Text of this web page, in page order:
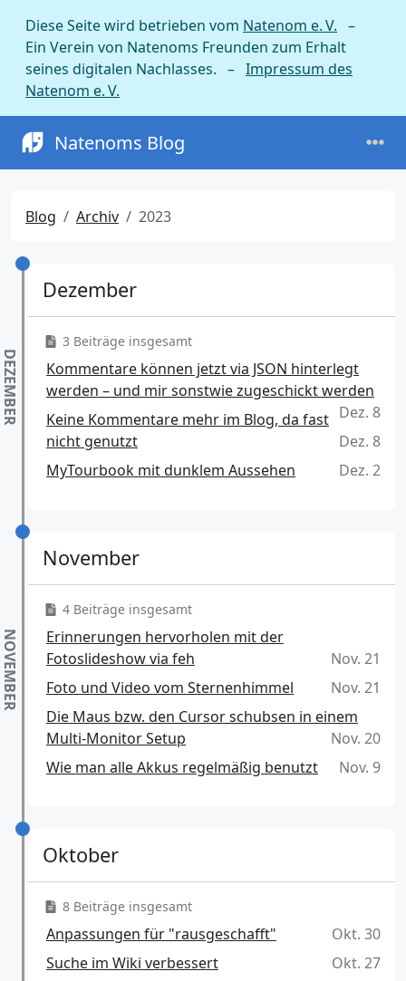
Diese Seite wird betrieben vom Natenom e. V. –
Ein Verein von Natenoms Freunden zum Erhalt
seines digitalen Nachlasses. – Impressum des
Natenom e. V.
Natenoms Blog
Blog Archiv 2023
Dezember
3 Beiträge insgesamt
Kommentare können jetzt via JSON hinterlegt
werden – und mir sonstwie zugeschickt werden
Dez. 8
Keine Kommentare mehr im Blog, da fast
nicht genutzt
Dez. 8
MyTourbook mit dunklem Aussehen
Dez. 2
November
4 Beiträge insgesamt
Erinnerungen hervorholen mit der
Fotoslideshow via feh
Nov. 21
Foto und Video vom Sternenhimmel
Nov. 21
Die Maus bzw. den Cursor schubsen in einem
Multi-Monitor Setup
Nov. 20
Wie man alle Akkus regelmäßig benutzt
Nov. 9
Oktober
8 Beiträge insgesamt
Anpassungen für "rausgeschafft"
Okt. 30
Suche im Wiki verbessert
Okt. 27